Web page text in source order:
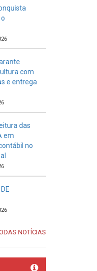
com
e entrega
das
em
no
NOTÍCIAS